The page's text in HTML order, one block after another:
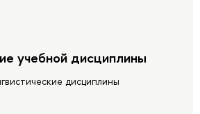
учебной дисциплины
дисциплины